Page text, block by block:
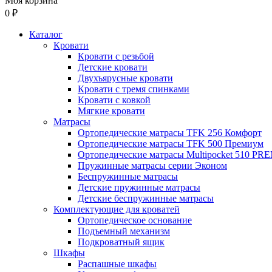
0 ₽
Каталог
Кровати
Кровати с резьбой
Детские кровати
Двухъярусные кровати
Кровати с тремя спинками
Кровати с ковкой
Мягкие кровати
Матрасы
Ортопедические матрасы TFK 256 Комфорт
Ортопедические матрасы TFK 500 Премиум
Ортопедические матрасы Multipocket 510
Пружинные матрасы серии Эконом
Беспружинные матрасы
Детские пружинные матрасы
Детские беспружинные матрасы
Комплектующие для кроватей
Ортопедическое основание
Подъемный механизм
Подкроватный ящик
Шкафы
Распашные шкафы